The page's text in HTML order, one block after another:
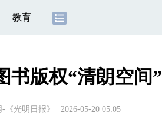
教育
书版权“清朗空间”
《光明日报》 2026-05-20 05:05